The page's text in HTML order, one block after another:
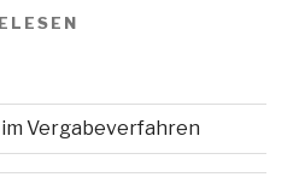
Vergabeverfahren